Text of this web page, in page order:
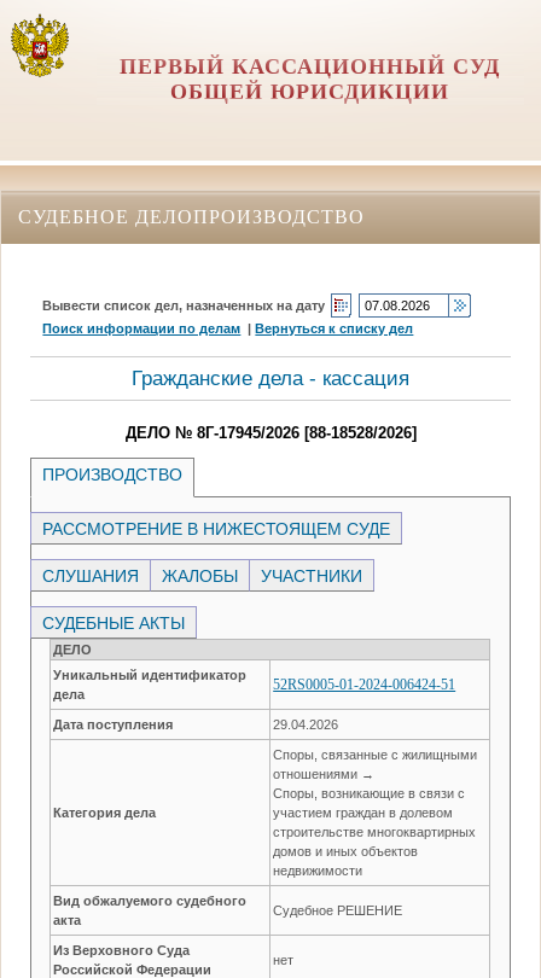
ПЕРВЫЙ КАССАЦИОННЫЙ СУД
ОБЩЕЙ ЮРИСДИКЦИИ
СУДЕБНОЕ ДЕЛОПРОИЗВОДСТВО
Вывести список дел, назначенных на дату
Поиск информации по делам |Вернуться к списку дел
Гражданские дела - кассация
ДЕЛО № 8Г-17945/2026 [88-18528/2026]
ПРОИЗВОДСТВО
РАССМОТРЕНИЕ В НИЖЕСТОЯЩЕМ СУДЕ
СЛУШАНИЯ ЖАЛОБЫ УЧАСТНИКИ
СУДЕБНЫЕ АКТЫ
ДЕЛО
Уникальный идентификатор
дела
52RS0005-01-2024-006424-51
Дата поступления 29.04.2026
Категория дела
Споры, связанные с жилищными
отношениями →
Споры, возникающие в связи с
участием граждан в долевом
строительстве многоквартирных
домов и иных объектов
недвижимости
Вид обжалуемого судебного
акта
Судебное РЕШЕНИЕ
Из Верховного Суда
Российской Федерации
нет